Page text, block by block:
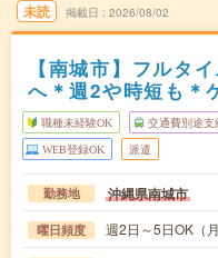
未読 掲載日 2026/08/02
【南城市】フルタ
へ＊週2や時短も＊
職種未経験OK 交通費別途支
WEB登録OK 派遣
勤務地 沖縄県南城市
曜日頻度 週2日～5日OK